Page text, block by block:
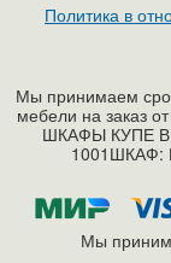
Политика в
Мы принимаем
мебели на заказ
ШКАФЫ КУПЕ В
Мы